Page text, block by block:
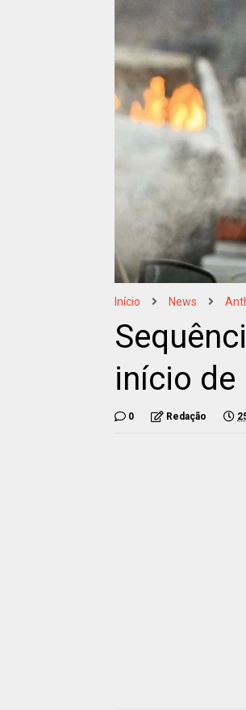
Início News
início de
0 Redação